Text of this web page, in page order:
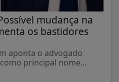
mudança na
os bastidores
aponta o advogado
principal nome...